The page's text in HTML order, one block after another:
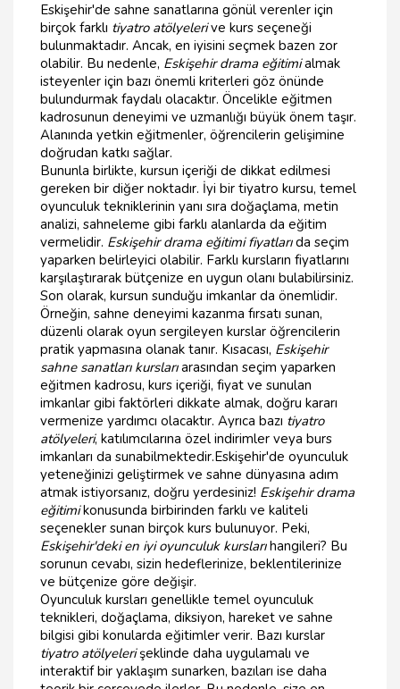
Eskişehir'de sahne sanatlarına gönül verenler için
birçok farklı tiyatro atölyelerive kurs seçeneği
bulunmaktadır. Ancak, en iyisini seçmek bazen zor
olabilir. Bu nedenle, Eskişehir drama eğitimialmak
isteyenler için bazı önemli kriterleri göz önünde
bulundurmak faydalı olacaktır. Öncelikle eğitmen
kadrosunun deneyimi ve uzmanlığı büyük önem taşır.
Alanında yetkin eğitmenler, öğrencilerin gelişimine
doğrudan katkı sağlar.
Bununla birlikte, kursun içeriği de dikkat edilmesi
gereken bir diğer noktadır. İyi bir tiyatro kursu, temel
oyunculuk tekniklerinin yanı sıra doğaçlama, metin
analizi, sahneleme gibi farklı alanlarda da eğitim
vermelidir. Eskişehir drama eğitimi fiyatlarıda seçim
yaparken belirleyici olabilir. Farklı kursların fiyatlarını
karşılaştırarak bütçenize en uygun olanı bulabilirsiniz.
Son olarak, kursun sunduğu imkanlar da önemlidir.
Örneğin, sahne deneyimi kazanma fırsatı sunan,
düzenli olarak oyun sergileyen kurslar öğrencilerin
pratik yapmasına olanak tanır. Kısacası, Eskişehir
sahne sanatları kurslarıarasından seçim yaparken
eğitmen kadrosu, kurs içeriği, fiyat ve sunulan
imkanlar gibi faktörleri dikkate almak, doğru kararı
vermenize yardımcı olacaktır. Ayrıca bazı tiyatro
atölyeleri, katılımcılarına özel indirimler veya burs
imkanları da sunabilmektedir.Eskişehir'de oyunculuk
yeteneğinizi geliştirmek ve sahne dünyasına adım
atmak istiyorsanız, doğru yerdesiniz! Eskişehir drama
eğitimikonusunda birbirinden farklı ve kaliteli
seçenekler sunan birçok kurs bulunuyor. Peki,
Eskişehir'deki en iyi oyunculuk kurslarıhangileri? Bu
sorunun cevabı, sizin hedeflerinize, beklentilerinize
ve bütçenize göre değişir.
Oyunculuk kursları genellikle temel oyunculuk
teknikleri, doğaçlama, diksiyon, hareket ve sahne
bilgisi gibi konularda eğitimler verir. Bazı kurslar
tiyatro atölyelerişeklinde daha uygulamalı ve
interaktif bir yaklaşım sunarken, bazıları ise daha